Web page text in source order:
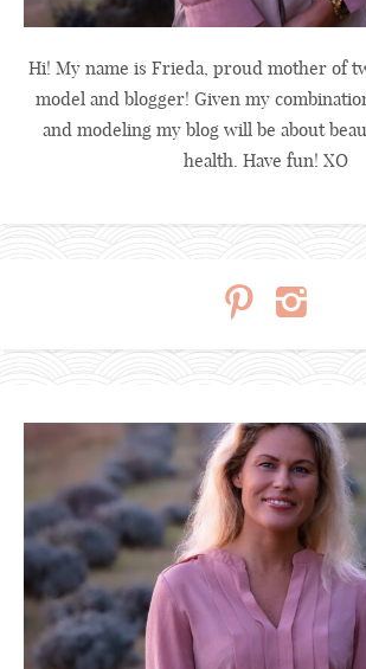
Hi! My name is Frieda, proud mother of
model and blogger! Given my
and modeling my blog will be about
health. Have fun! XO